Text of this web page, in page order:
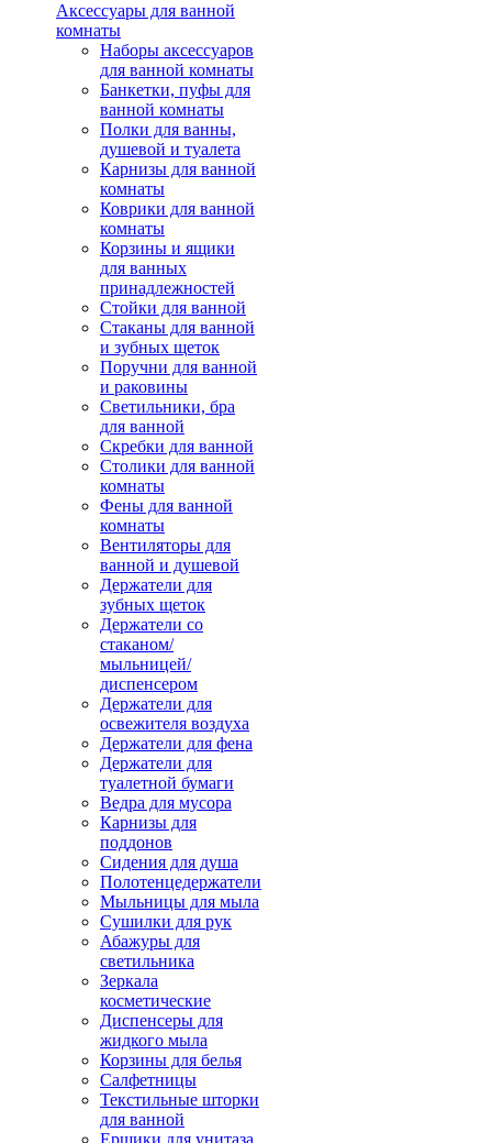
Аксессуары для ванной
комнаты
Наборы аксессуаров
для ванной комнаты
Банкетки, пуфы для
ванной комнаты
Полки для ванны,
душевой и туалета
Карнизы для ванной
комнаты
Коврики для ванной
комнаты
Корзины и ящики
для ванных
принадлежностей
Стойки для ванной
Стаканы для ванной
и зубных щеток
Поручни для ванной
и раковины
Светильники, бра
для ванной
Скребки для ванной
Столики для ванной
комнаты
Фены для ванной
комнаты
Вентиляторы для
ванной и душевой
Держатели для
зубных щеток
Держатели со
стаканом/
мыльницей/
диспенсером
Держатели для
освежителя воздуха
Держатели для фена
Держатели для
туалетной бумаги
Ведра для мусора
Карнизы для
поддонов
Сидения для душа
Полотенцедержатели
Мыльницы для мыла
Сушилки для рук
Абажуры для
светильника
Зеркала
косметические
Диспенсеры для
жидкого мыла
Корзины для белья
Салфетницы
Текстильные шторки
для ванной
Ершики для унитаза